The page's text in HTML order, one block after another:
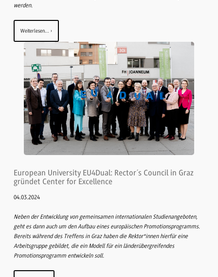
werden.
Weiterlesen...
European University EU4Dual: Rector´s Council in Graz
gründet Center for Excellence
04.03.2024
Neben der Entwicklung von gemeinsamen internationalen Studienangeboten,
geht es dann auch um den Aufbau eines europäischen Promotionsprogramms.
Bereits während des Treffens in Graz haben die Rektor*innen hierfür eine
Arbeitsgruppe gebildet, die ein Modell für ein länderübergreifendes
Promotionsprogramm entwickeln soll.